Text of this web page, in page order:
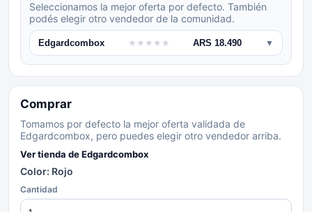
Seleccionamos la mejor oferta por defecto. También
podés elegir otro vendedor de la comunidad.
Edgardcombox ★ ★ ★ ★ ★ ARS 18.490 ▼
Comprar
Tomamos por defecto la mejor oferta validada de
Edgardcombox, pero puedes elegir otro vendedor arriba.
Ver tienda deEdgardcombox
Color: Rojo
Cantidad